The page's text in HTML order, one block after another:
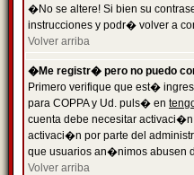
�No se altere! Si bien su
instrucciones y podr� volver a
Volver arriba
�Me registr� pero no puedo
Primero verifique que est�
para COPPA y Ud. puls� en
cuenta debe necesitar
activaci�n por parte del
que usuarios an�nimos abusen
Volver arriba